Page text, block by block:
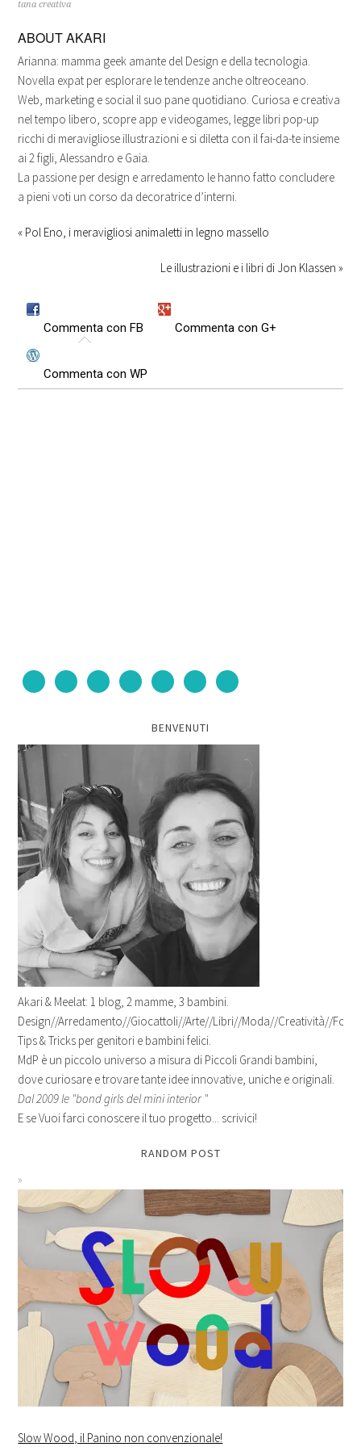
finestra)
finestra)
tana creativa
ABOUTAKARI
Arianna: mamma geek amante del Design e della tecnologia.
Novella expat per esplorare le tendenze anche oltreoceano.
Web, marketing e social il suo pane quotidiano. Curiosa e creativa
nel tempo libero, scopre app e videogames, legge libri pop-up
ricchi di meravigliose illustrazioni e si diletta con il fai-da-te insieme
ai 2 figli, Alessandro e Gaia.
La passione per design e arredamento le hanno fatto concludere
a pieni voti un corso da decoratrice d’interni.
« Pol Eno, i meravigliosi animaletti in legno massello
Le illustrazioni e i libri di Jon Klassen »
Commenta con FB Commenta con G+
Commenta con WP
BENVENUTI
Akari & Meelat: 1 blog, 2 mamme, 3 bambini.
Design//Arredamento//Giocattoli//Arte//Libri//Moda//Creatività//
Tips & Tricks per genitori e bambini felici.
MdP è un piccolo universo a misura di Piccoli Grandi bambini,
dove curiosare e trovare tante idee innovative, uniche e originali.
Dal 2009 le "bond girls del mini interior "
E se Vuoi farci conoscere il tuo progetto... scrivici!
RANDOM POST
Slow Wood, il Panino non convenzionale!